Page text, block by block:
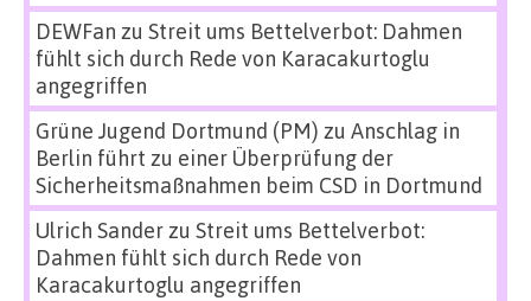
DEWFan zu Streit ums Bettelverbot: Dahmen
fühlt sich durch Rede von Karacakurtoglu
angegriffen
Grüne Jugend Dortmund (PM) zu Anschlag in
Berlin führt zu einer Überprüfung der
Sicherheitsmaßnahmen beim CSD in Dortmund
Ulrich Sanderzu Streit ums Bettelverbot:
Dahmen fühlt sich durch Rede von
Karacakurtoglu angegriffen